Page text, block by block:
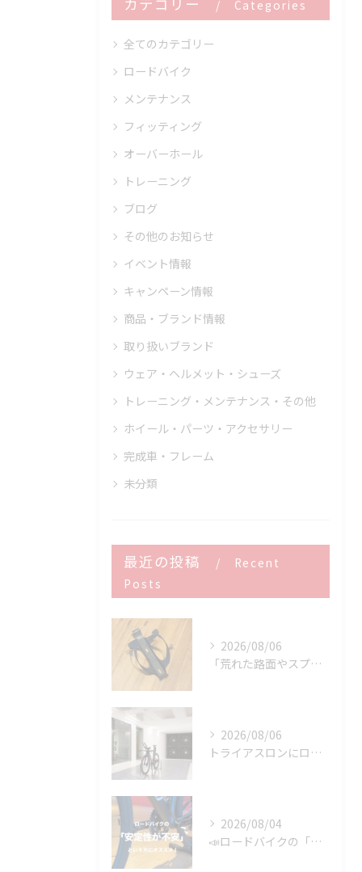
Categories
全てのカテゴリー
ロードバイク
メンテナンス
フィッティング
オーバーホール
トレーニング
ブログ
その他のお知らせ
イベント情報
キャンペーン情報
商品・ブランド情報
取り扱いブランド
ウェア・ヘルメット・シューズ
トレーニング・メンテナンス・その他
ホイール・パーツ・アクセサリー
完成車・フレーム
未分類
最近の投稿
Recent
Posts
2026/08/06
「荒れた路面やスプリントでボトルが飛んでヒヤッとしたこと、あ...
2026/08/06
トライアスロンにロードバイクはどこまで使える？
2026/08/04
📣ロードバイクの「安定性が不安」という方にオススメ👍